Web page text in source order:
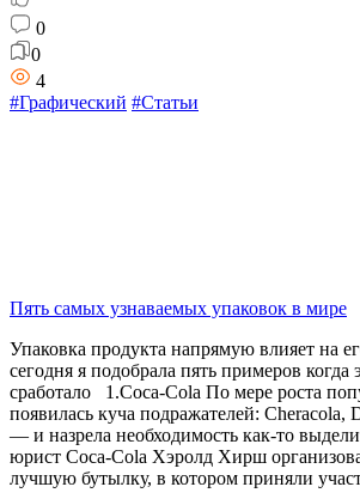
0
0
4
#Графический #Статьи
Пять самых узнаваемых упаковок в мире
Упаковка продукта напрямую влияет на
сегодня я подобрала пять примеров когда
сработало 1.Coca-Cola По мере роста
появилась куча подражателей: Cheracola,
— и назрела необходимость как-то
юрист Coca-Cola Хэролд Хирш
лучшую бутылку, в котором приняли